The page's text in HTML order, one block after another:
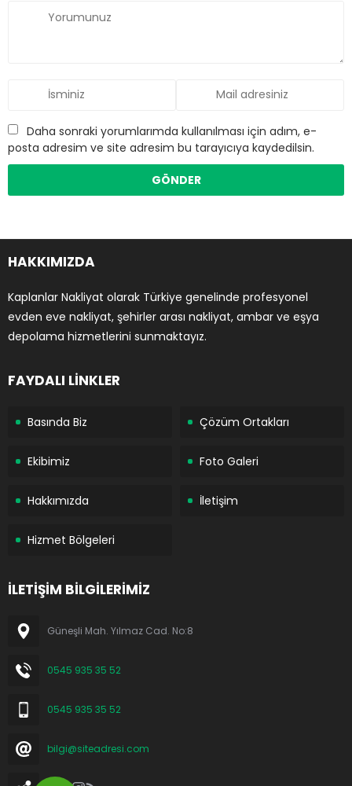
Daha sonraki yorumlarımda kullanılması için adım, e-
posta adresim ve site adresim bu tarayıcıya kaydedilsin.
HAKKIMIZDA
Kaplanlar Nakliyat olarak Türkiye genelinde profesyonel
evden eve nakliyat, şehirler arası nakliyat, ambar ve eşya
depolama hizmetlerini sunmaktayız.
FAYDALI LİNKLER
Basında Biz Çözüm Ortakları
Ekibimiz Foto Galeri
Hakkımızda İletişim
Hizmet Bölgeleri
İLETİŞİM BİLGİLERİMİZ
Güneşli Mah. Yılmaz Cad. No:8
0545 935 35 52
0545 935 35 52
bilgi@siteadresi.com